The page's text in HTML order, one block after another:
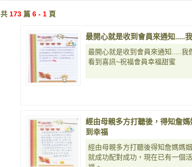
共 173 篇 6 - 1 頁
最開心就是收到會員來通知.....
最開心就是收到會員來通知.....我
看到喜訊~祝福會員幸福甜蜜
經由母親多方打聽後，得知詹
到幸福
經由母親多方打聽後得知詹媽媽
就成功配對成功，現在已有一個